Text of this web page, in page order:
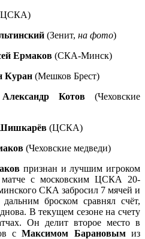
(Зенит, на фото)
Ермаков (СКА-Минск)
Куран (Мешков Брест)
Александр Котов(Чеховские
(ЦСКА)
(Чеховские медведи)
признан и лучшим игроком
с московским ЦСКА 20-
СКА забросил 7 мячей и
броском сравнял счёт,
В текущем сезоне на счету
Он делит второе место в
сМаксимом Барановымиз